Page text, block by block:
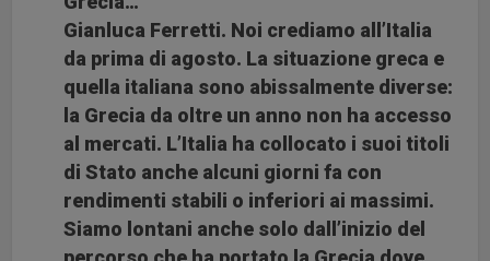
Gianluca Ferretti. Noi crediamo all’Italia
da prima di agosto. La situazione greca e
quella italiana sono abissalmente diverse:
la Grecia da oltre un anno non ha accesso
al mercati. L’Italia ha collocato i suoi titoli
di Stato anche alcuni giorni fa con
rendimenti stabili o inferiori ai massimi.
Siamo lontani anche solo dall’inizio del